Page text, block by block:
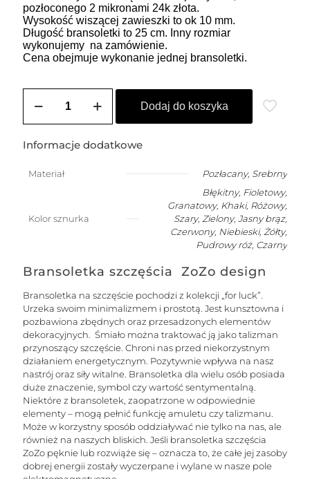
pozłoconego 2 mikronami 24k złota.
Wysokość wiszącej zawieszki to ok 10 mm.
Długość bransoletki to 25 cm. Inny rozmiar
wykonujemy na zamówienie.
Cena obejmuje wykonanie jednej bransoletki.
ZOZO
bransoletka
na
szczęście
Dodaj do koszyka
Informacje dodatkowe
Materiał Pozłacany, Srebrny
Kolor sznurka
Błękitny, Fioletowy,
Granatowy, Khaki, Różowy,
Szary, Zielony, Jasny brąz,
Czerwony, Niebieski, Żółty,
Pudrowy róż, Czarny
Bransoletka szczęścia ZoZo design
Bransoletka na szczęście pochodzi z kolekcji „for luck”.
Urzeka swoim minimalizmem i prostotą. Jest kunsztowna i
pozbawiona zbędnych oraz przesadzonych elementów
dekoracyjnych. Śmiało można traktować ją jako talizman
przynoszący szczęście. Chroni nas przed niekorzystnym
działaniem energetycznym. Pozytywnie wpływa na nasz
nastrój oraz siły witalne. Bransoletka dla wielu osób posiada
duże znaczenie, symbol czy wartość sentymentalną.
Niektóre z bransoletek, zaopatrzone w odpowiednie
elementy – mogą pełnić funkcję amuletu czy talizmanu.
Może w korzystny sposób oddziaływać nie tylko na nas, ale
również na naszych bliskich. Jeśli bransoletka szczęścia
ZoZo pęknie lub rozwiąże się – oznacza to, że całe jej zasoby
dobrej energii zostały wyczerpane i wylane w nasze pole